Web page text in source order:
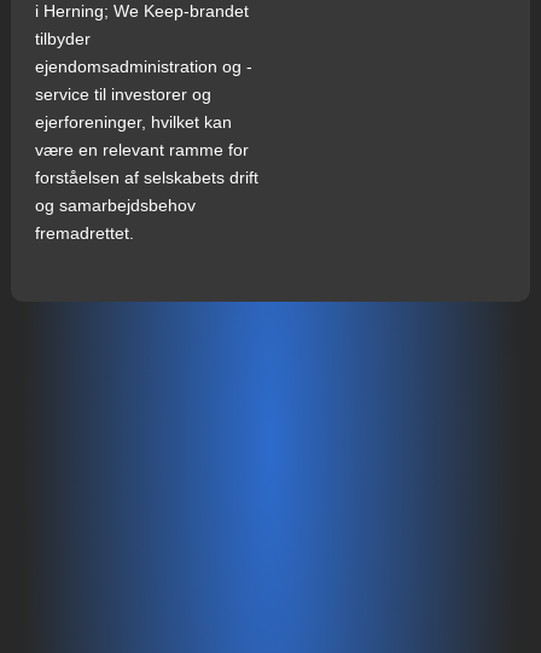
i Herning; We Keep-brandet
tilbyder
ejendomsadministration og -
service til investorer og
ejerforeninger, hvilket kan
være en relevant ramme for
forståelsen af selskabets drift
og samarbejdsbehov
fremadrettet.